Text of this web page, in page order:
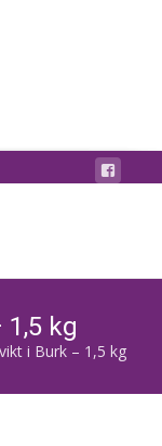
kg
i Burk – 1,5 kg